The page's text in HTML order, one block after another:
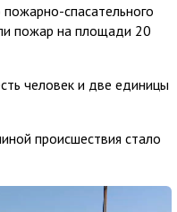
спасательного
пожар на площади 20
человек и две единицы
происшествия стало